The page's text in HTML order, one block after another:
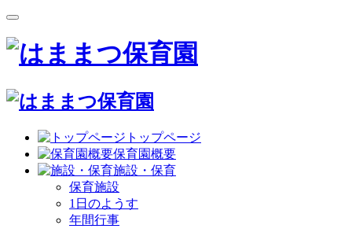
トップページ
保育園概要
施設・保育
保育施設
1日のようす
年間行事